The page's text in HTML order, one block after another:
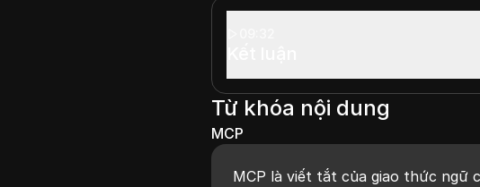
Từ khóa nội dung
MCP
MCP là viết tắt của giao thức ngữ